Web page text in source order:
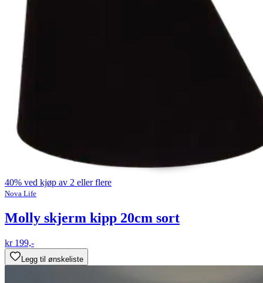
40% ved kjøp av 2 eller flere
Nova Life
Molly skjerm kipp 20cm sort
kr 199,-
Legg til ønskeliste